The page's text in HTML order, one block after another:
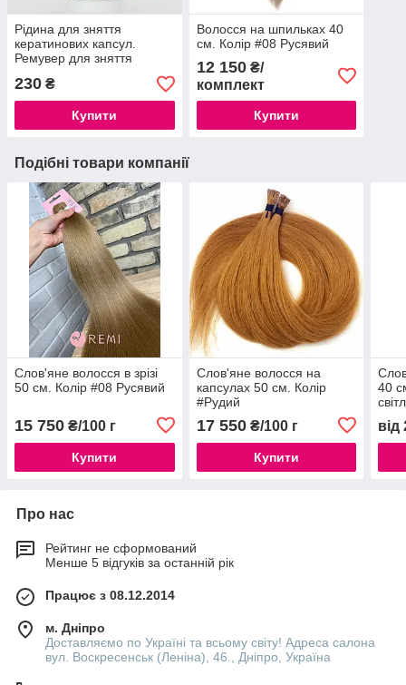
Рідина для зняття
кератинових капсул.
Ремувер для зняття
230 ₴
Купити
Волосся на шпильках 40
см. Колір #08 Русявий
12 150₴/
комплект
Купити
Подібні товари компанії
Слов'яне волосся в зрізі
50 см. Колір #08 Русявий
15 750 ₴/100 г
Купити
Слов'яне волосся на
капсулах 50 см. Колір
#Рудий
17 550₴/100 г
Купити
40
від
Про нас
Рейтинг не сформований
Менше 5 відгуків за останній рік
Працює з 08.12.2014
м. Дніпро
Доставляємо по Україні та всьому світу! Адреса салона
вул. Воскресенськ (Леніна), 46., Дніпро, Україна